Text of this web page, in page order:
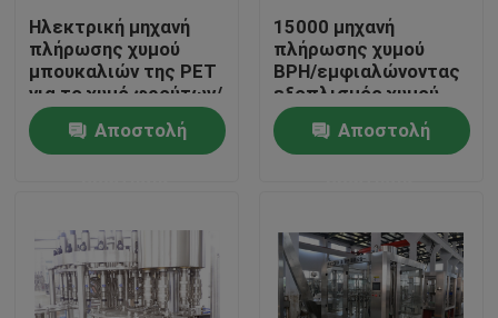
Προϊόντα
Περίπου εμείς
Ηλεκτρική μηχανή
πλήρωσης χυμού
μπουκαλιών της PET
για το χυμό φρούτων/
ποτό που
συσκευάζει 3.2KW
Αποστολή
15000 μηχανή
πλήρωσης χυμού
BPH/εμφιαλώνοντας
εξοπλισμός χυμού
για το ποτό 10KW
Αποστολή